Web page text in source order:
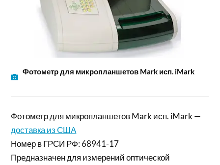
Фотометр для микропланшетов Mark исп. iMark
Фотометр для микропланшетов Mark исп. iMark —
доставка из США
Номер в ГРСИ РФ: 68941-17
Предназначен для измерений оптической